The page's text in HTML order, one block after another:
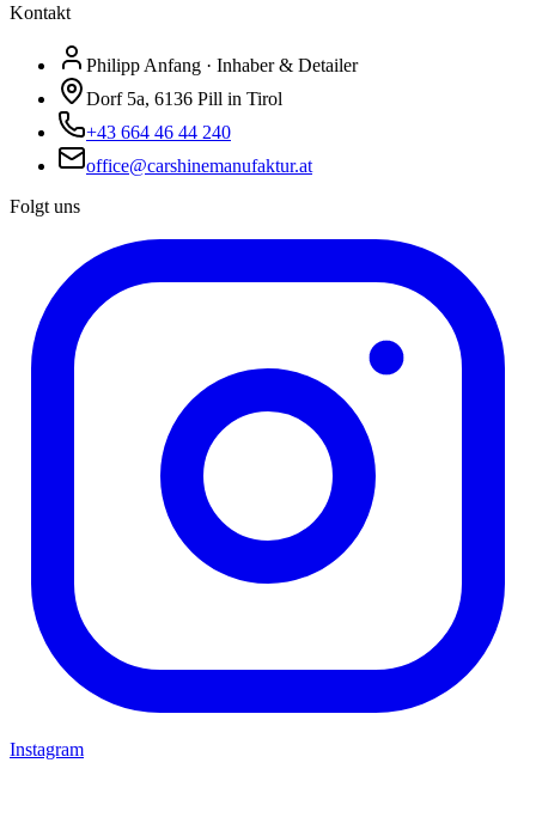
Kontakt
Philipp Anfang · Inhaber & Detailer
Dorf 5a, 6136 Pill in Tirol
+43 664 46 44 240
office@carshinemanufaktur.at
Folgt uns
Instagram